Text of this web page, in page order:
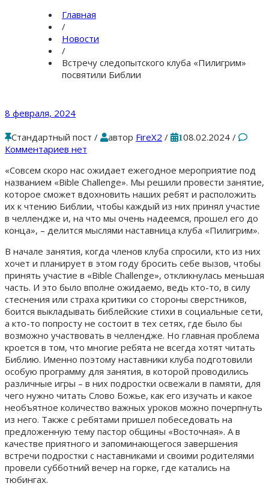
Главная
/
Новости
/
Встречу следопытского клуба «Пилигрим»
посвятили Библии
8 февраля, 2024
Стандартный пост / автор FireX2 / 1 08.02.2024 /
Комментариев нет
«Совсем скоро нас ожидает ежегодное мероприятие под
названием «Bible Challenge». Мы решили провести занятие,
которое сможет вдохновить наших ребят и расположить
их к чтению Библии, чтобы каждый из них принял участие
в челлендже и, на что мы очень надеемся, прошел его до
конца», – делится мыслями наставница клуба «Пилигрим».
В начале занятия, когда членов клуба спросили, кто из них
хочет и планирует в этом году бросить себе вызов, чтобы
принять участие в «Bible Challenge», откликнулась меньшая
часть. И это было вполне ожидаемо, ведь кто-то, в силу
стеснения или страха критики со стороны сверстников,
боится выкладывать библейские стихи в социальные сети,
а кто-то попросту не состоит в тех сетях, где было бы
возможно участвовать в челлендже. Но главная проблема
кроется в том, что многие ребята не всегда хотят читать
Библию. Именно поэтому наставники клуба подготовили
особую программу для занятия, в которой проводились
различные игры – в них подростки освежали в памяти, для
чего нужно читать Слово Божье, как его изучать и какое
необъятное количество важных уроков можно почерпнуть
из него. Также с ребятами пришел побеседовать на
предложенную тему пастор общины «Восточная». А в
качестве приятного и запоминающегося завершения
встречи подростки с наставниками и своими родителями
провели субботний вечер на горке, где катались на
тюбингах.